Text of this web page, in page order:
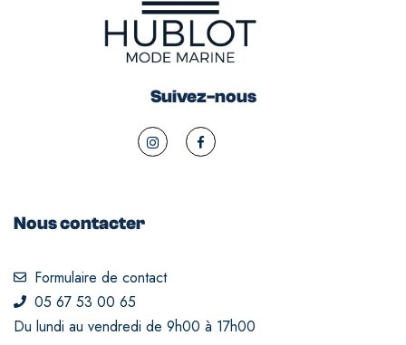
Suivez-nous
Nous contacter
Formulaire de contact
05 67 53 00 65
Du lundi au vendredi de 9h00 à 17h00